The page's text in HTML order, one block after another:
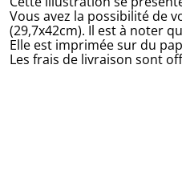
Vous avez la possibilité de
(29,7x42cm). Il est à noter
Elle est imprimée sur du
Les frais de livraison sont